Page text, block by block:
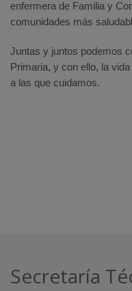
enfermera de Familia y
comunidades más
Juntas y juntos podemos
Primaria, y con ello, la
a las que cuidamos.
Secretaría